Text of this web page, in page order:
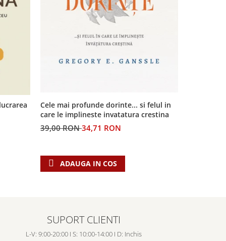
Cele mai profunde dorinte... si felul in
care le implineste invatatura crestina
39,00 RON34,71 RON
ADAUGA IN COS
SUPORT CLIENTI
L-V: 9:00-20:00 I S: 10:00-14:00 I D: Inchis